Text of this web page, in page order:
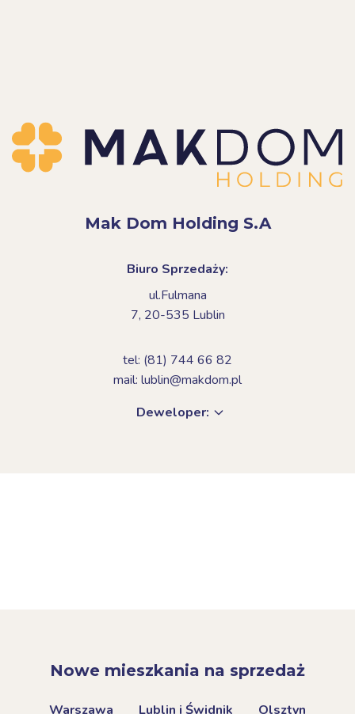
Mak Dom Holding S.A
Biuro Sprzedaży:
ul.Fulmana
7, 20-535 Lublin
tel: (81) 744 66 82
mail: lublin@makdom.pl
Deweloper:
Nowe mieszkania na sprzedaż
Warszawa Lublin i Świdnik
Olsztyn